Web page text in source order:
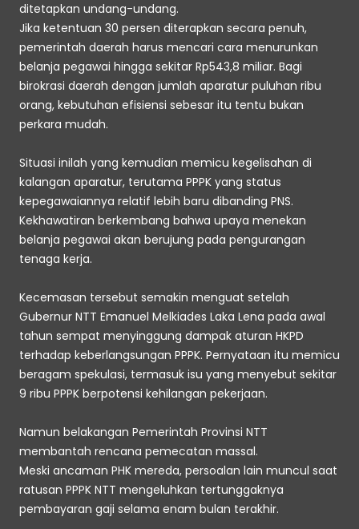
ditetapkan undang-undang.
Jika ketentuan 30 persen diterapkan secara penuh,
pemerintah daerah harus mencari cara menurunkan
belanja pegawai hingga sekitar Rp543,8 miliar. Bagi
birokrasi daerah dengan jumlah aparatur puluhan ribu
orang, kebutuhan efisiensi sebesar itu tentu bukan
perkara mudah.
Situasi inilah yang kemudian memicu kegelisahan di
kalangan aparatur, terutama PPPK yang status
kepegawaiannya relatif lebih baru dibanding PNS.
Kekhawatiran berkembang bahwa upaya menekan
belanja pegawai akan berujung pada pengurangan
tenaga kerja.
Kecemasan tersebut semakin menguat setelah
Gubernur NTT Emanuel Melkiades Laka Lena pada awal
tahun sempat menyinggung dampak aturan HKPD
terhadap keberlangsungan PPPK. Pernyataan itu memicu
beragam spekulasi, termasuk isu yang menyebut sekitar
9 ribu PPPK berpotensi kehilangan pekerjaan.
Namun belakangan Pemerintah Provinsi NTT
membantah rencana pemecatan massal.
Meski ancaman PHK mereda, persoalan lain muncul saat
ratusan PPPK NTT mengeluhkan tertunggaknya
pembayaran gaji selama enam bulan terakhir.